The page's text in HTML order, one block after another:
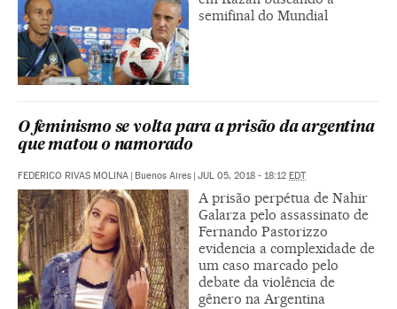
semifinal do Mundial
O feminismo se volta para a prisão da argentina
que matou o namorado
FEDERICO RIVAS MOLINA | Buenos Aires | JUL 05, 2018 - 18:12 EDT
A prisão perpétua de Nahir
Galarza pelo assassinato de
Fernando Pastorizzo
evidencia a complexidade de
um caso marcado pelo
debate da violência de
gênero na Argentina